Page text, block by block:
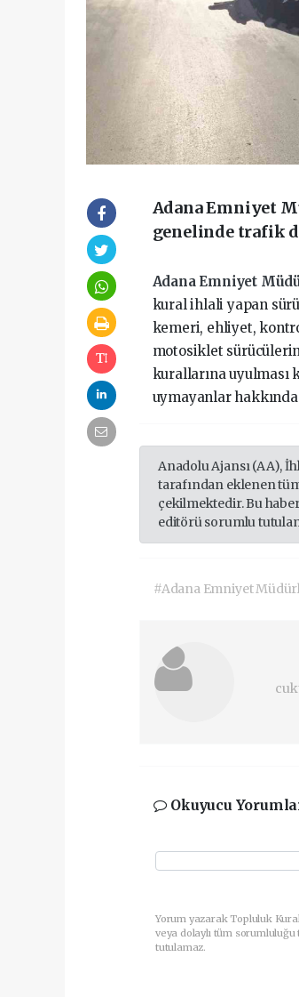
Adana Emniyet
genelinde trafik
Adana Emniyet
kural ihlali yapan
kemeri, ehliyet,
motosiklet
kurallarına uyulması
uymayanlar hakkında
Anadolu Ajansı (AA),
tarafından eklenen
çekilmektedir. Bu
editörü sorumlu
#Adana Emniyet
Okuyucu
Yorum yazarak Topluluk
veya dolaylı tüm
tutulamaz.